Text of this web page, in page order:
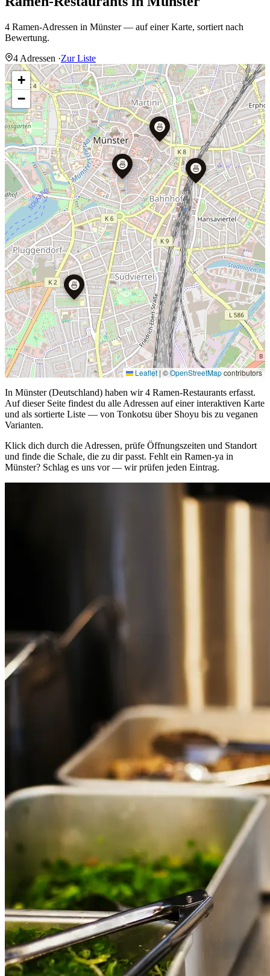
4 Ramen-Adressen in Münster — auf einer Karte, sortiert nach
Bewertung.
4 Adressen ·Zur Liste
🍜
🍜
🍜
🍜
+
−
Leaflet | ©OpenStreetMapcontributors
In Münster (Deutschland) haben wir 4 Ramen-Restaurants erfasst.
Auf dieser Seite findest du alle Adressen auf einer interaktiven Karte
und als sortierte Liste — von Tonkotsu über Shoyu bis zu veganen
Varianten.
Klick dich durch die Adressen, prüfe Öffnungszeiten und Standort
und finde die Schale, die zu dir passt. Fehlt ein Ramen-ya in
Münster? Schlag es uns vor — wir prüfen jeden Eintrag.